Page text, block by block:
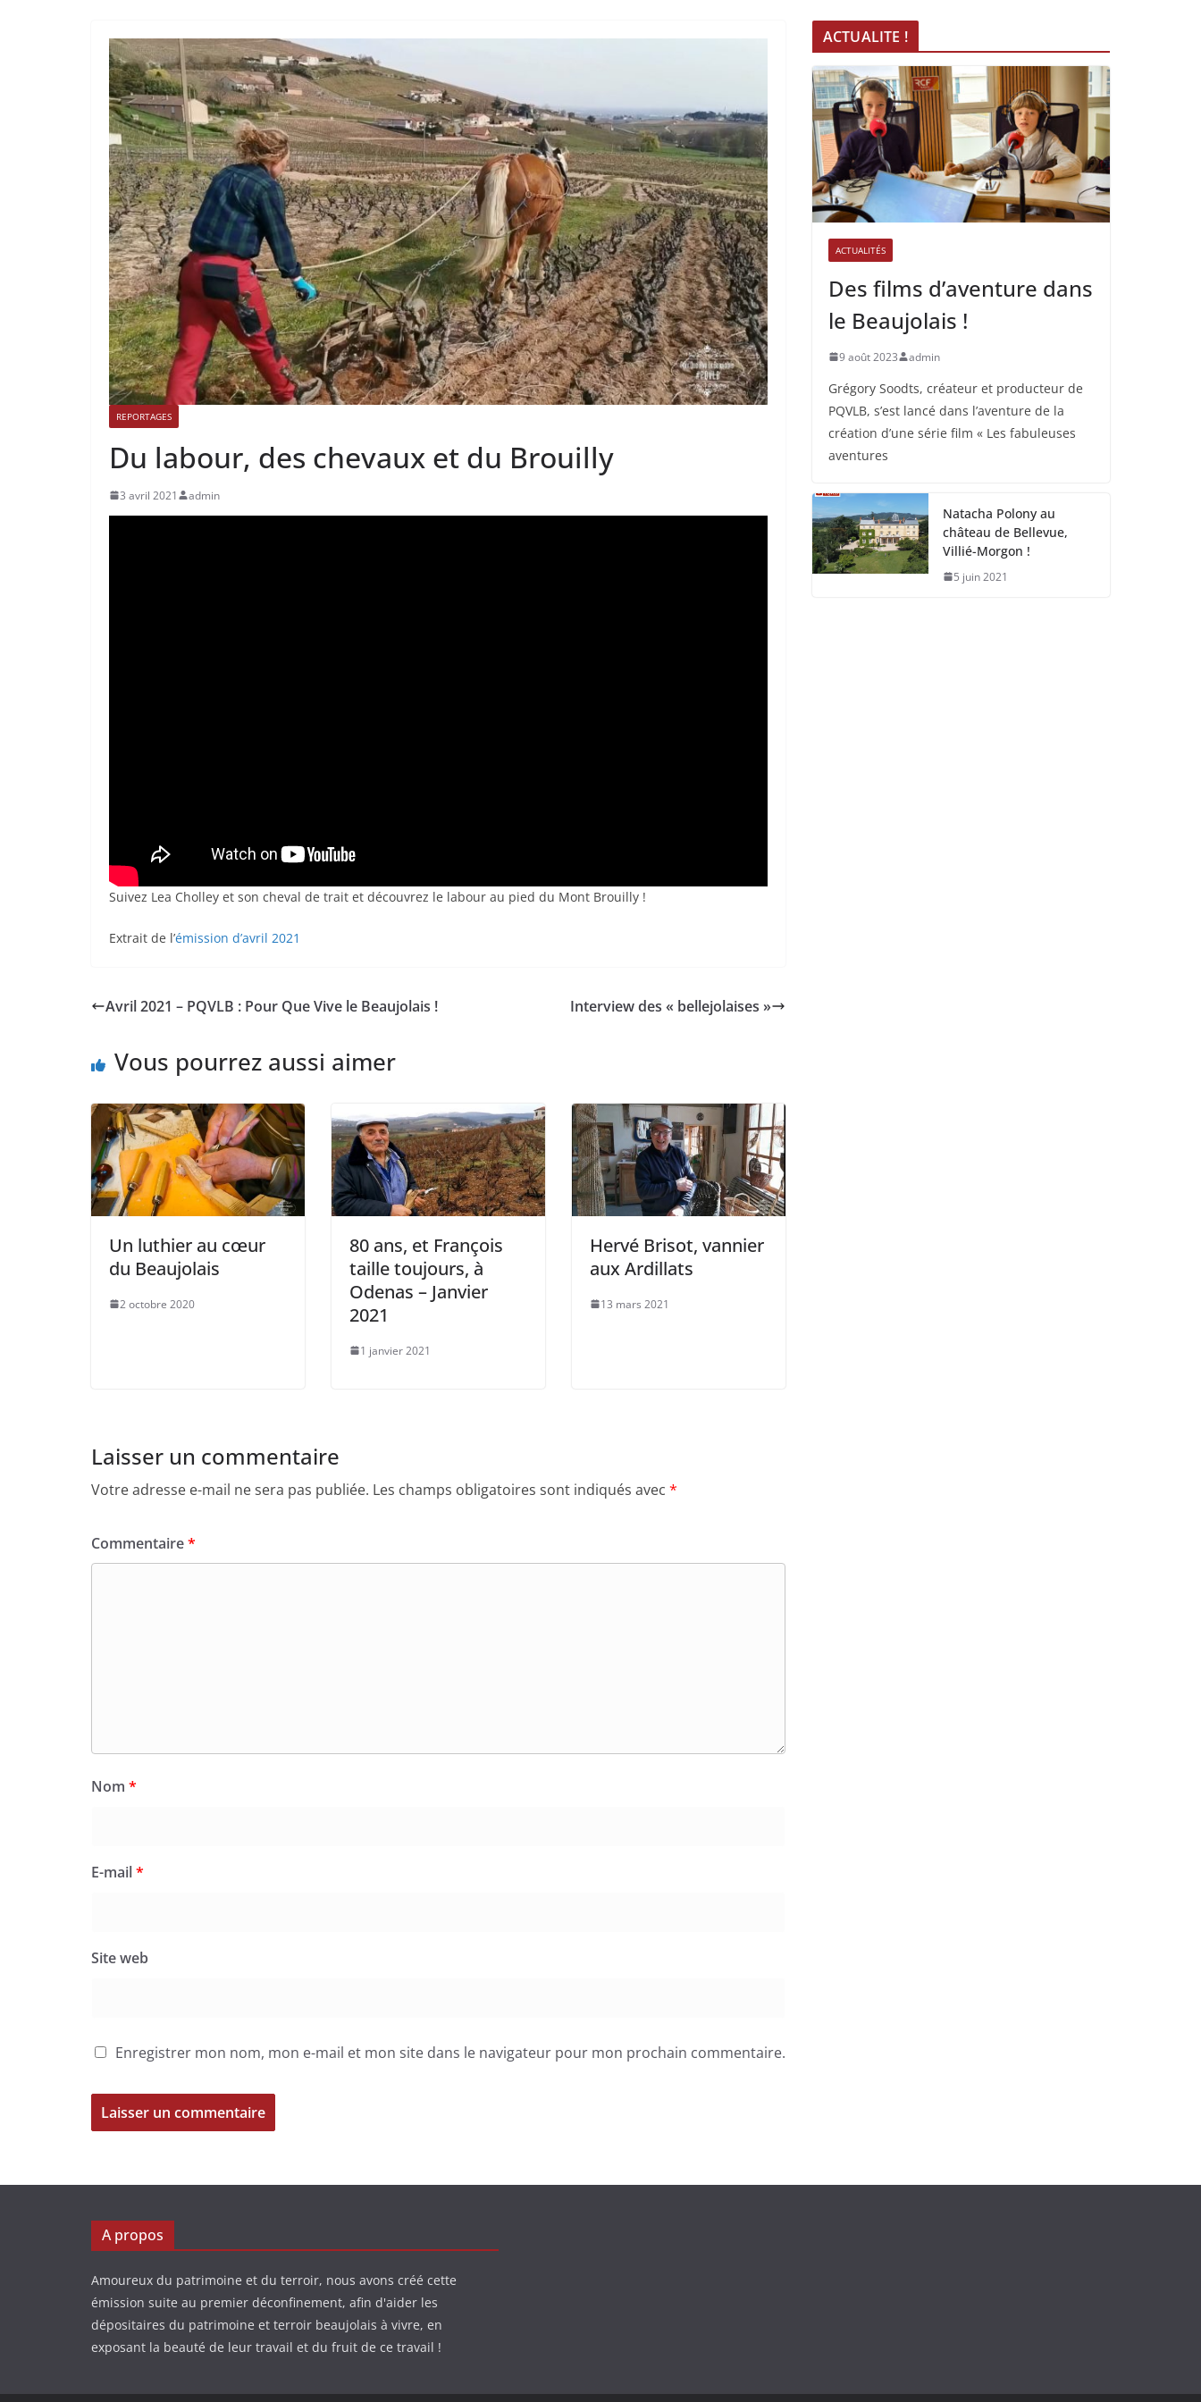
REPORTAGES
Du labour, des chevaux et du Brouilly
3 avril 2021 admin
Suivez Lea Cholley et son cheval de trait et découvrez le labour au pied du Mont Brouilly !
Extrait de l’émission d’avril 2021
Avril 2021 – PQVLB : Pour Que Vive le Beaujolais ! Interview des « bellejolaises »
Vous pourrez aussi aimer
Un luthier au cœur
du Beaujolais
2 octobre 2020
80 ans, et François
taille toujours, à
Odenas – Janvier
2021
1 janvier 2021
Hervé Brisot, vannier
aux Ardillats
13 mars 2021
Laisser un commentaire
Votre adresse e-mail ne sera pas publiée. Les champs obligatoires sont indiqués avec *
Commentaire*
Nom *
E-mail*
Site web
Enregistrer mon nom, mon e-mail et mon site dans le navigateur pour mon prochain commentaire.
ACTUALITE !
ACTUALITÉS
Des films d’aventure dans
le Beaujolais !
9 août 2023 admin
Grégory Soodts, créateur et producteur de
PQVLB, s’est lancé dans l’aventure de la
création d’une série film « Les fabuleuses
aventures
Natacha Polony au
château de Bellevue,
Villié-Morgon !
5 juin 2021
A propos
Amoureux du patrimoine et du terroir, nous avons créé cette
émission suite au premier déconfinement, afin d'aider les
dépositaires du patrimoine et terroir beaujolais à vivre, en
exposant la beauté de leur travail et du fruit de ce travail !